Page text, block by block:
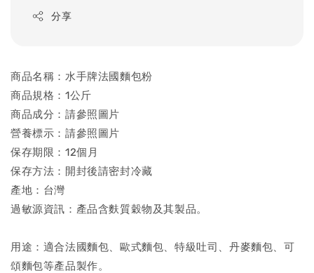
分享
商品名稱：水手牌法國麵包粉
商品規格：1公斤
商品成分：請參照圖片
營養標示：請參照圖片
保存期限：12個月
保存方法：開封後請密封冷藏
產地：台灣
過敏源資訊：產品含麩質穀物及其製品。
用途：適合法國麵包、歐式麵包、特級吐司、丹麥麵包、可
頌麵包等產品製作。